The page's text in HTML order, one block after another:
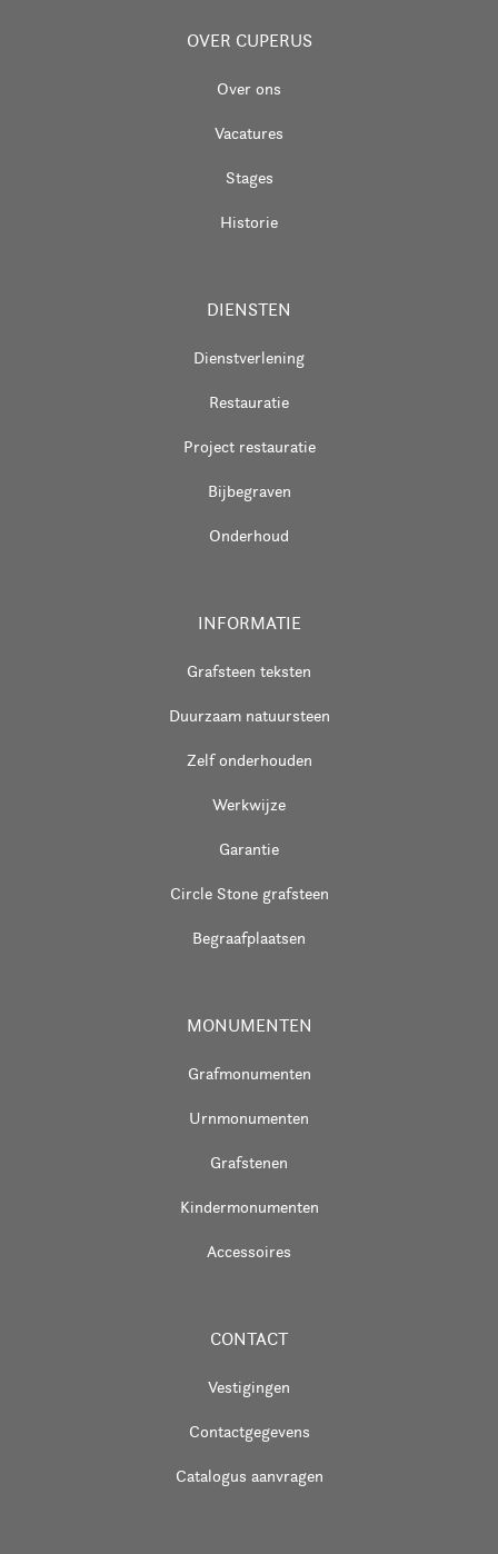
OVER CUPERUS
Over ons
Vacatures
Stages
Historie
DIENSTEN
Dienstverlening
Restauratie
Project restauratie
Bijbegraven
Onderhoud
INFORMATIE
Grafsteen teksten
Duurzaam natuursteen
Zelf onderhouden
Werkwijze
Garantie
Circle Stone grafsteen
Begraafplaatsen
MONUMENTEN
Grafmonumenten
Urnmonumenten
Grafstenen
Kindermonumenten
Accessoires
CONTACT
Vestigingen
Contactgegevens
Catalogus aanvragen